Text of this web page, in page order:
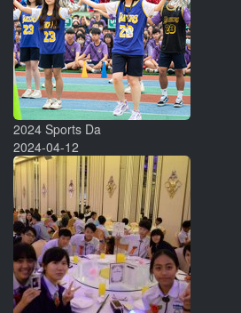
2024 Sports Da
2024-04-12